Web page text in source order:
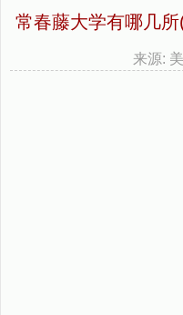
常春藤大学有哪几
来源: